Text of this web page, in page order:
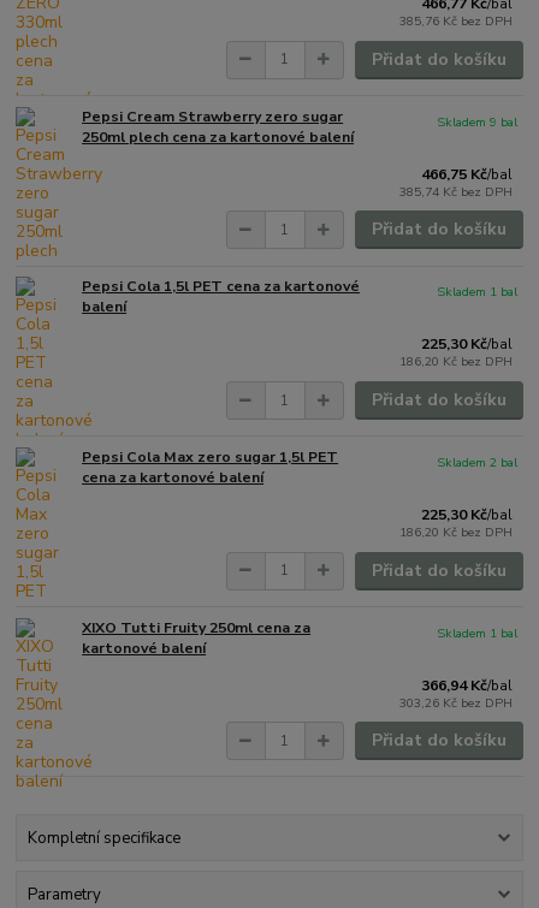
/bal
385,76 Kč bez DPH
Přidat do košíku
Pepsi Cream Strawberry zero sugar
250ml plech cena za kartonové balení
466,75 Kč/bal
385,74 Kč bez DPH
Skladem 9 bal
Přidat do košíku
Pepsi Cola 1,5l PET cena za kartonové
balení
225,30 Kč/bal
186,20 Kč bez DPH
Skladem 1 bal
Přidat do košíku
Pepsi Cola Max zero sugar 1,5l PET
cena za kartonové balení
225,30 Kč/bal
186,20 Kč bez DPH
Skladem 2 bal
Přidat do košíku
XIXO Tutti Fruity 250ml cena za
kartonové balení
366,94 Kč/bal
303,26 Kč bez DPH
Skladem 1 bal
Přidat do košíku
Kompletní specifikace
Parametry